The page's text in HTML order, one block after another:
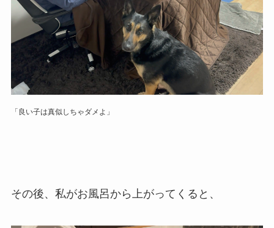
「良い子は真似しちゃダメよ」
その後、私がお風呂から上がってくると、